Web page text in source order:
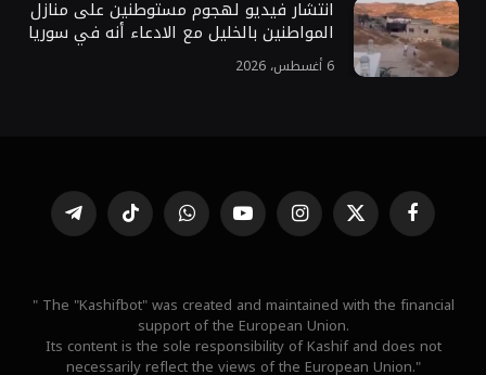
انتشار فيديو لهجوم مستوطنين على منازل
المواطنين بالخليل مع الادعاء أنه في سوريا
6 أغسطس، 2026
فيسبوك X
(Twitter)
الانستغراميوتيوب واتساب تيكتوك تيلقرام
" The "Kashifbot" was created and maintained with the financial
support of the European Union.
Its content is the sole responsibility of Kashif and does not
necessarily reflect the views of the European Union."